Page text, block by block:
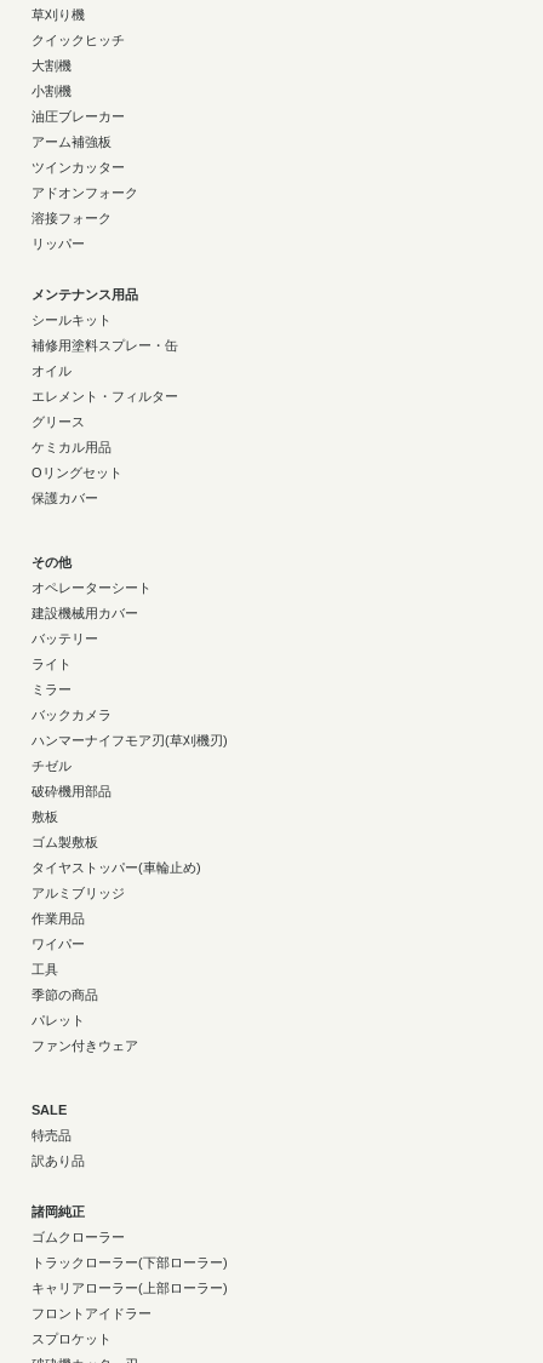
草刈り機
クイックヒッチ
大割機
小割機
油圧ブレーカー
アーム補強板
ツインカッター
アドオンフォーク
溶接フォーク
リッパー
メンテナンス用品
シールキット
補修用塗料スプレー・缶
オイル
エレメント・フィルター
グリース
ケミカル用品
Oリングセット
保護カバー
その他
オペレーターシート
建設機械用カバー
バッテリー
ライト
ミラー
バックカメラ
ハンマーナイフモア刃(草刈機刃)
チゼル
破砕機用部品
敷板
ゴム製敷板
タイヤストッパー(車輪止め)
アルミブリッジ
作業用品
ワイパー
工具
季節の商品
パレット
ファン付きウェア
SALE
特売品
訳あり品
諸岡純正
ゴムクローラー
トラックローラー(下部ローラー)
キャリアローラー(上部ローラー)
フロントアイドラー
スプロケット